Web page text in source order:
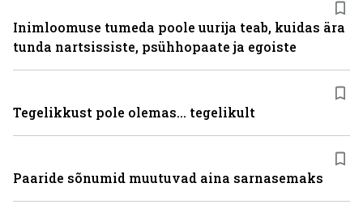
Inimloomuse tumeda poole uurija teab, kuidas ära
tunda nartsissiste, psühhopaate ja egoiste
Tegelikkust pole olemas... tegelikult
Paaride sõnumid muutuvad aina sarnasemaks